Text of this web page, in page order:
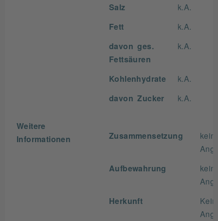
Salz k.A.
Fett k.A.
davon ges.
Fettsäuren
k.A.
Kohlenhydrate k.A.
davon Zucker k.A.
Weitere
Informationen
Zusammensetzung
Aufbewahrung
Herkunft